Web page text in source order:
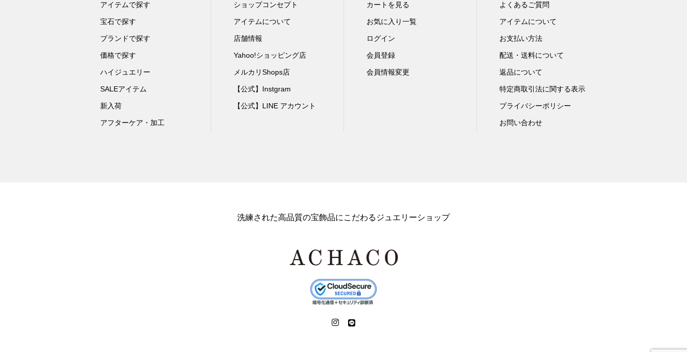
アイテムで探す
宝石で探す
ブランドで探す
価格で探す
ハイジュエリー
SALEアイテム
新入荷
アフターケア・加工
ショップコンセプト
アイテムについて
店舗情報
Yahoo!ショッピング店
メルカリShops店
【公式】Instgram
【公式】LINE アカウント
カートを見る
お気に入り一覧
ログイン
会員登録
会員情報変更
よくあるご質問
アイテムについて
お支払い方法
配送・送料について
返品について
特定商取引法に関する表示
プライバシーポリシー
お問い合わせ
洗練された高品質の宝飾品にこだわるジュエリーショップ